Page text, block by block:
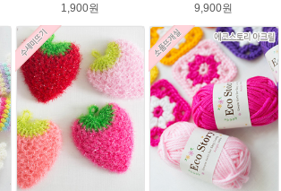
1,900원
9,900원